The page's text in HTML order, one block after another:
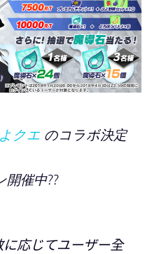
クエ のコラボ決定
催中??
応じてユーザー全